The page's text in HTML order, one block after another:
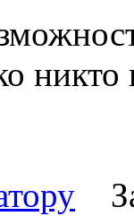
никто